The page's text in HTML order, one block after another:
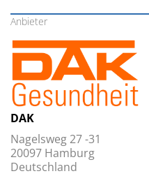
Anbieter
DAK
Nagelsweg 27 -31
20097 Hamburg
Deutschland